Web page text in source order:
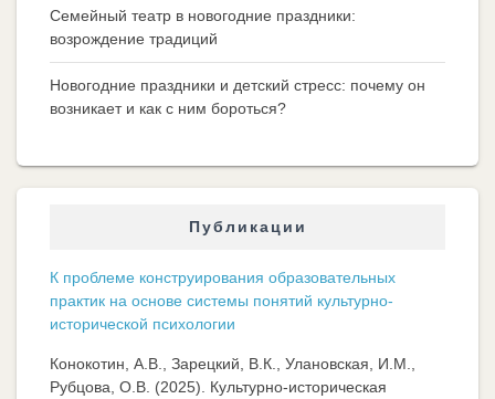
Семейный театр в новогодние праздники:
возрождение традиций
Новогодние праздники и детский стресс: почему он
возникает и как с ним бороться?
Публикации
К проблеме конструирования образовательных
практик на основе системы понятий культурно-
исторической психологии
Конокотин, А.В., Зарецкий, В.К., Улановская, И.М.,
Рубцова, О.В. (2025). Культурно-историческая